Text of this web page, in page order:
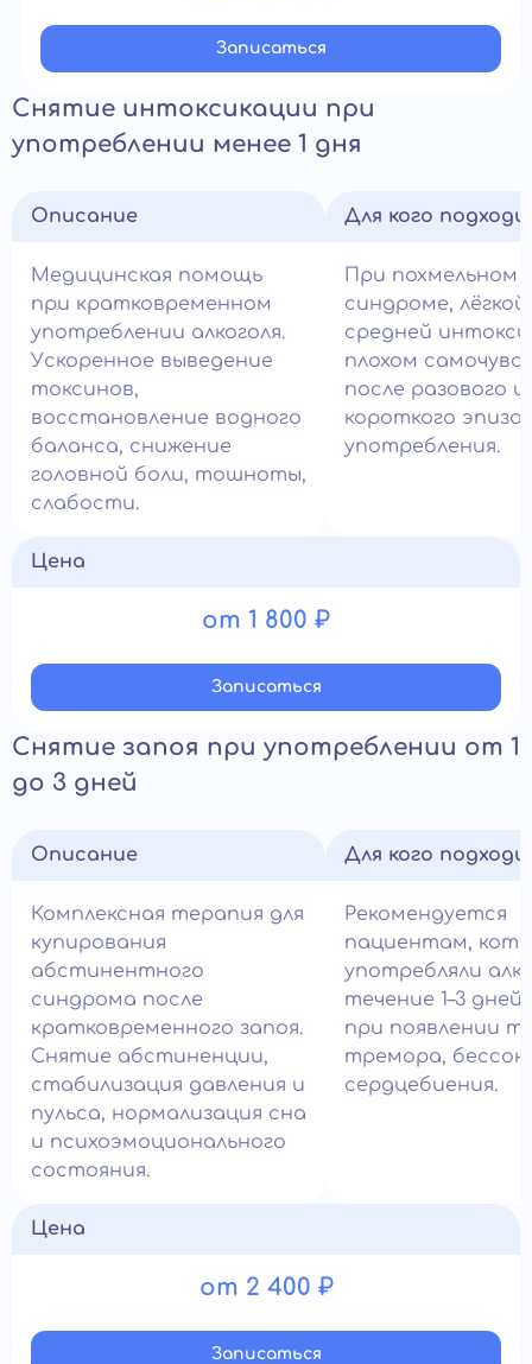
Записатьcя
Снятие интоксикации при
употреблении менее 1 дня
Описание
Медицинская помощь
при кратковременном
употреблении алкоголя.
Ускоренное выведение
токсинов,
восстановление водного
баланса, снижение
головной боли, тошноты,
слабости.
Для кого
При похмельном
синдроме, лёгкой
средней
плохом
после разового
короткого
употребления.
Цена
от 1 800 ₽
Записатьcя
Снятие запоя при употреблении от 1
до 3 дней
Описание
Комплексная терапия для
купирования
абстинентного
синдрома после
кратковременного запоя.
Снятие абстиненции,
стабилизация давления и
пульса, нормализация сна
и психоэмоционального
состояния.
Для кого
Рекомендуется
пациентам,
употребляли
течение 1–3
при появлении
тремора,
сердцебиения.
Цена
от 2 400 ₽
Записатьcя